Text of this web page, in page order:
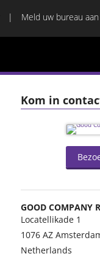
Meld uw bureau aan
Kom in
GOOD COMPANY
Locatellikade 1
1076 AZ
Netherlands